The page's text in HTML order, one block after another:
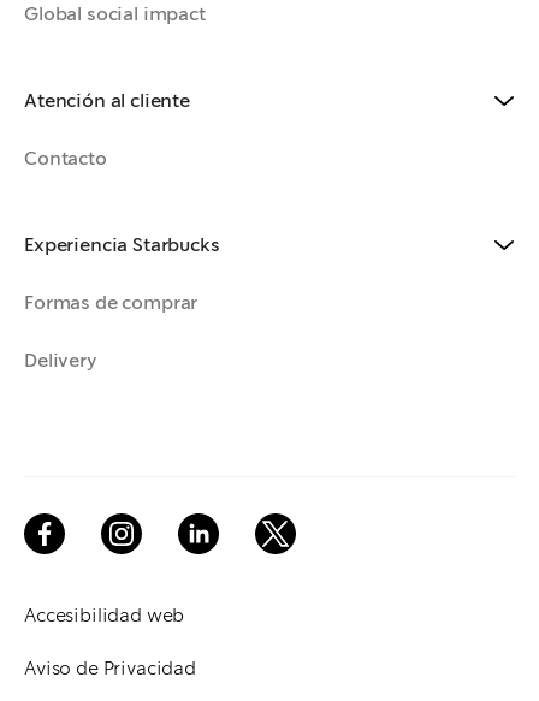
Global social impact
Atención al cliente
Contacto
Experiencia Starbucks
Formas de comprar
Delivery
Accesibilidad web
Aviso de Privacidad